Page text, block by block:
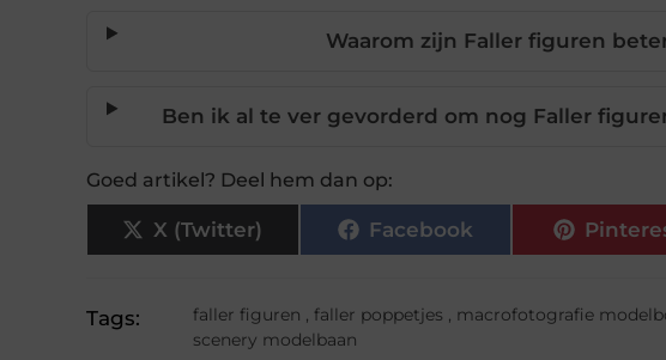
Waarom zijn Faller figuren
Ben ik al te ver gevorderd om nog Faller
Goed artikel? Deel hem dan op:
X (Twitter) Facebook
Tags: faller figuren , faller poppetjes , macrofotografie
scenery modelbaan